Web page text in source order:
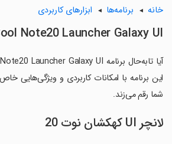
خانه برنامه‌ها ابزارهای کاربردی
Note20 Launcher Galaxy UI
این برنامه با امکانات کاربردی و ویژگی‌هایی
شما رقم می‌زند.
لانچر UI کهکشان نوت 20